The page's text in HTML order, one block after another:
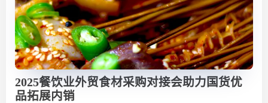
2025餐饮业外贸食材采购对接会助力国货优
品拓展内销